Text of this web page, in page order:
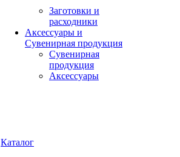
Заготовки и
расходники
Аксессуары и
Сувенирная продукция
Сувенирная
продукция
Аксессуары
Каталог